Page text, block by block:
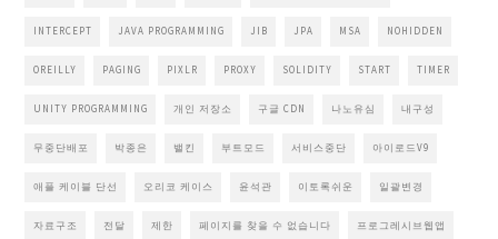
INTERCEPT JAVA PROGRAMMING JIB JPA MSA NOHIDDEN
OREILLY PAGING PIXLR PROXY SOLIDITY START TIMER
UNITY PROGRAMMING 개인 저장소 구글 CDN 나노유심 내구성
무중단배포 박종은 밸킨 부트모드 서비스중단 아이로드V9
애플 케이블 단선 오리코 케이스 윤석관 이토록쉬운 일괄변경
자료구조 전달 제한 페이지를 찾을 수 없습니다 프로그레시브웹앱